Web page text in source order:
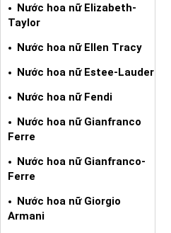
Nước hoa nữ Elizabeth-
Taylor
Nước hoa nữ Ellen Tracy
Nước hoa nữ Estee-Lauder
Nước hoa nữ Fendi
Nước hoa nữ Gianfranco
Ferre
Nước hoa nữ Gianfranco-
Ferre
Nước hoa nữ Giorgio
Armani